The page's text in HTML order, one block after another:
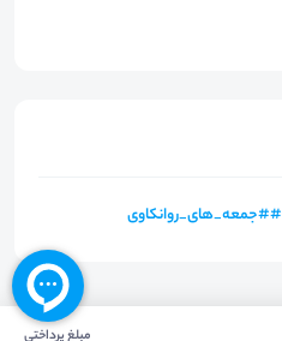
##جمعه_های_روانکاوی
مبلغ پرداختی